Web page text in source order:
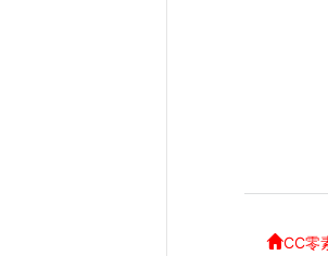
CC零